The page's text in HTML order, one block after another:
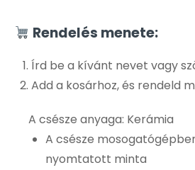
Rendelés menete:
Írd be a kívánt nevet vagy
Add a kosárhoz, és rendeld
A csésze anyaga: Kerámia
A csésze
nyomtatott minta